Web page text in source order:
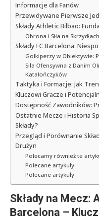
Informacje dla Fanów
Przewidywane Pierwsze
Składy Athletic Bilbao:
Obrona i Siła na
Składy FC Barcelona:
Golkiperzy w Obiektywie:
Siła Ofensywna z Danim
Katalończyków
Taktyka i Formacje: Jak
Kluczowi Gracze i
Dostępność Zawodników:
Ostatnie Mecze i Historia
Składy?
Przegląd i Porównanie
Drużyn
Polecamy również te
Polecane artykuły
Polecane artykuły
Składy na Mecz:
Barcelona –